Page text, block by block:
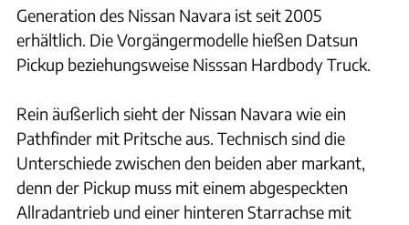
Generation des Nissan Navara ist seit 2005
erhältlich. Die Vorgängermodelle hießen Datsun
Pickup beziehungsweise Nisssan Hardbody Truck.
Rein äußerlich sieht der Nissan Navara wie ein
Pathfinder mit Pritsche aus. Technisch sind die
Unterschiede zwischen den beiden aber markant,
denn der Pickup muss mit einem abgespeckten
Allradantrieb und einer hinteren Starrachse mit